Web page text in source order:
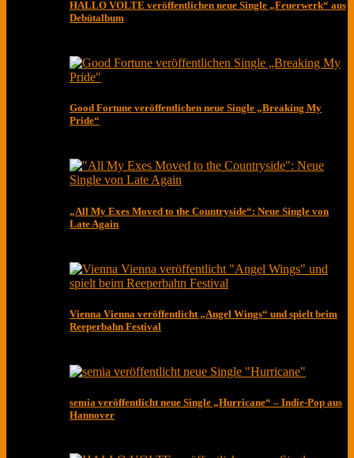
HALLO VOLTE veröffentlichen neue Single „Feuerwerk“ aus
Debütalbum
Good Fortune veröffentlichen neue Single „Breaking My
Pride“
„All My Exes Moved to the Countryside“: Neue Single von
Late Again
Vienna Vienna veröffentlicht „Angel Wings“ und spielt beim
Reeperbahn Festival
semia veröffentlicht neue Single „Hurricane“ – Indie-Pop aus
Hannover